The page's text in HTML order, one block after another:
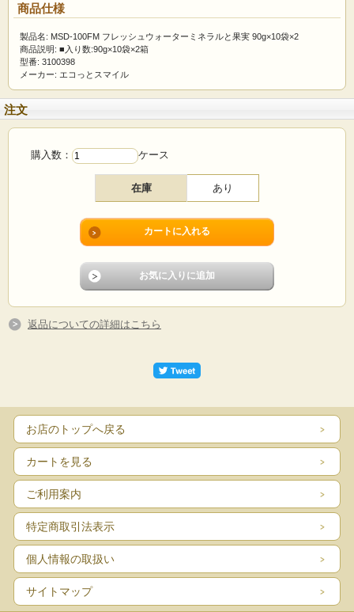
商品仕様
製品名: MSD-100FM フレッシュウォーターミネラルと果実 90g×10袋×2
商品説明: ■入り数:90g×10袋×2箱
型番: 3100398
メーカー: エコっとスマイル
注文
購入数： ケース
在庫 あり
返品についての詳細はこちら
お店のトップへ戻る
カートを見る
ご利用案内
特定商取引法表示
個人情報の取扱い
サイトマップ